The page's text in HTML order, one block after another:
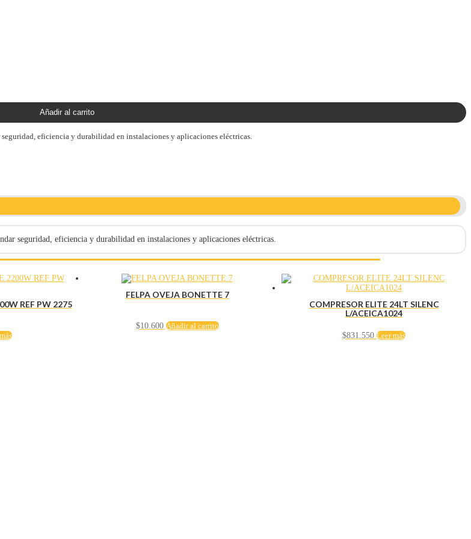
Añadir al carrito
eficiencia y durabilidad en instalaciones y aplicaciones eléctricas.
seguridad, eficiencia y durabilidad en instalaciones y aplicaciones eléctricas.
REF PW 2275
FELPA OVEJA BONETTE 7
$10.600 Añadir al carrito
COMPRESOR ELITE 24LT SILENC
L/ACEICA1024
$831.550 Leer más